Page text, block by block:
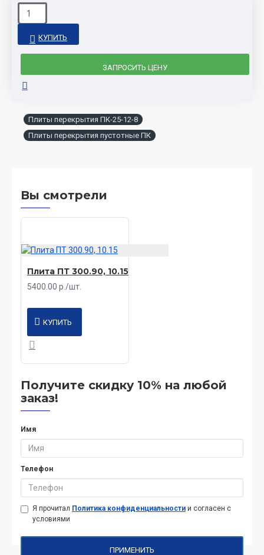
КУПИТЬ
ЗАПРОСИТЬ ЦЕНУ
Плиты перекрытия ПК-25-12-8
Плиты перекрытия пустотные ПК
Вы смотрели
Плита ПТ 300.90, 10.15
5400.00 р./шт.
КУПИТЬ
Получите скидку 10% на любой
заказ!
Имя
Телефон
Я прочитал Политика конфиденциальности и согласен с
условиями
ПРИМЕНИТЬ